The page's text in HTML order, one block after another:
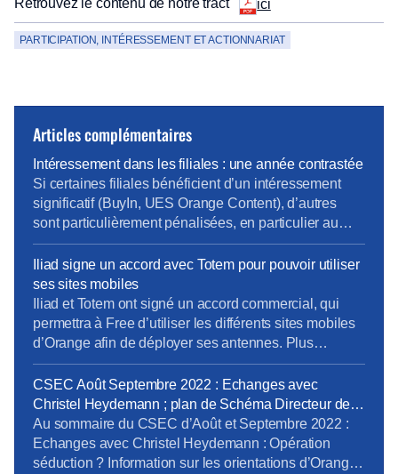
ici
PARTICIPATION, INTÉRESSEMENT ET ACTIONNARIAT
Articles complémentaires
Intéressement dans les filiales : une année contrastée
Si certaines filiales bénéficient d’un intéressement
significatif (BuyIn, UES Orange Content), d’autres
sont particulièrement pénalisées, en particulier au
sein de l’UES OBS, mais aussi chez Globecast, où
les résultats financiers 2022 ne sont pas au rendez-
vous. Si c’est l’application logique du principe de
l’intéressement, la situation actuelle du Groupe
questionne sur la pertinence de la […]
Iliad signe un accord avec Totem pour pouvoir utiliser
ses sites mobiles
Iliad et Totem ont signé un accord commercial, qui
permettra à Free d’utiliser les différents sites mobiles
d’Orange afin de déployer ses antennes. Plus
d’informations dans Alloforfait – 25/11/2022
CSEC Août Septembre 2022 : Echanges avec
Christel Heydemann ; plan de Schéma Directeur de
l’Immobilier ; bilan des rendez-vous en boutique
Au sommaire du CSEC d’Août et Septembre 2022 :
Echanges avec Christel Heydemann : Opération
séduction ? Information sur les orientations d’Orange :